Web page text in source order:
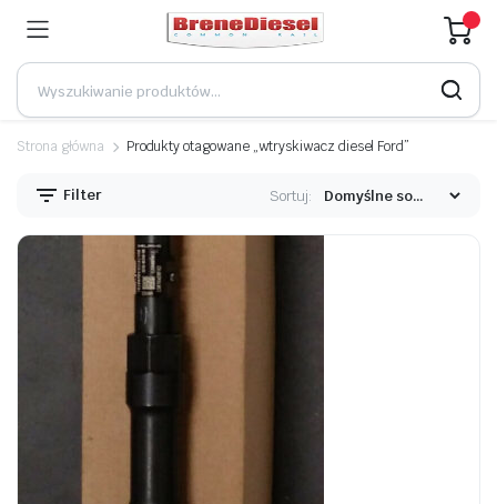
Strona główna Produkty otagowane „wtryskiwacz diesel Ford”
Filter Sortuj: